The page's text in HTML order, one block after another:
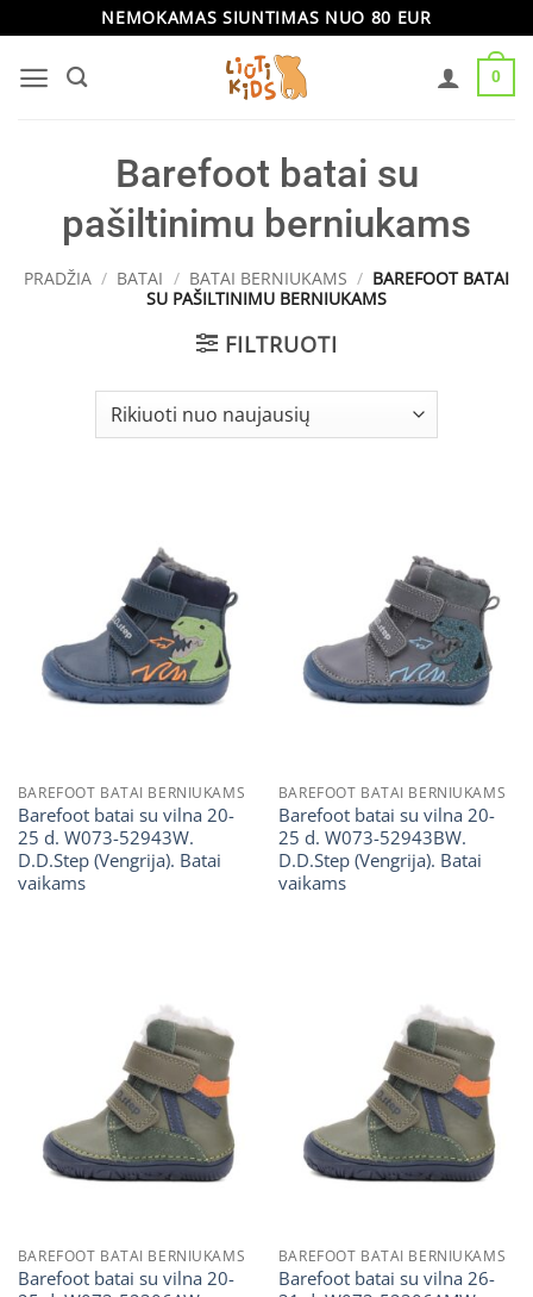
content
NEMOKAMAS SIUNTIMAS NUO 80 EUR
0
Barefoot batai su
pašiltinimu berniukams
PRADŽIA / BATAI / BATAI BERNIUKAMS / BAREFOOT BATAI
SU PAŠILTINIMU BERNIUKAMS
FILTRUOTI
BAREFOOT BATAI BERNIUKAMS
Barefoot batai su vilna 20-
25 d. W073-52943W.
D.D.Step (Vengrija). Batai
vaikams
BAREFOOT BATAI BERNIUKAMS
Barefoot batai su vilna 20-
25 d. W073-52943BW.
D.D.Step (Vengrija). Batai
vaikams
BAREFOOT BATAI BERNIUKAMS
Barefoot batai su vilna 20-
BAREFOOT BATAI BERNIUKAMS
Barefoot batai su vilna 26-